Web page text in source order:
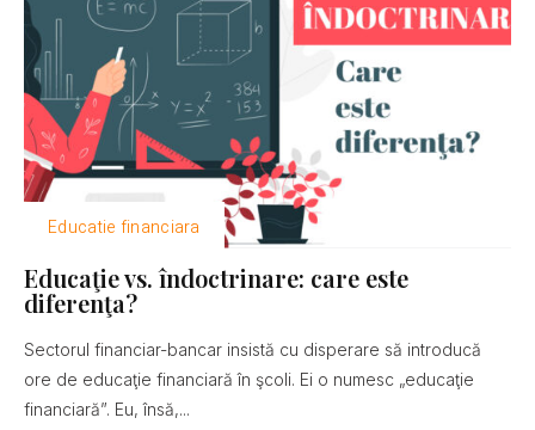
Educatie financiara
Educaţie vs. îndoctrinare: care este
diferenţa?
Sectorul financiar-bancar insistă cu disperare să introducă
ore de educaţie financiară în şcoli. Ei o numesc „educaţie
financiară”. Eu, însă,...